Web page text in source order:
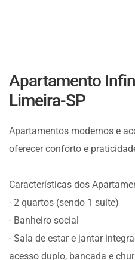
Apartamento
Limeira-SP
Apartamentos modernos e
oferecer conforto e
Características dos
- 2 quartos (sendo 1 suíte)
- Banheiro social
- Sala de estar e jantar
acesso duplo, bancada e